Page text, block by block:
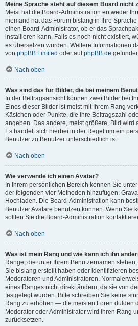
Meine Sprache steht auf diesem Board nicht
Meist hat die Board-Administration entweder
niemand hat das Forum bislang in Ihre
einen Board-Administrator, ob er das
installieren kann. Falls es noch nicht existiert,
es übersetzen würden. Weitere Informationen
von phpBB Limited oder aufphpBB.de
Nach oben
Was sind das für Bilder, die bei meinem
In der Beitragsansicht können zwei Bilder bei
Eines dieser Bilder ist meist mit Ihrem Rang
Kästchen oder Punkte, die Ihre Beitragszahl
angeben. Das andere, meist größere, Bild wird
Es handelt sich hierbei in der Regel um ein
Benutzer zu Benutzer unterschiedlich ist.
Nach oben
Wie verwende ich einen Avatar?
In Ihrem persönlichen Bereich können Sie
der folgenden vier Methoden hinzufügen:
Hochladen. Die Board-Administration kann
Benutzer Avatare benutzen können. Wenn Sie
sollten Sie die Board-Administration
Nach oben
Was ist mein Rang und wie kann ich ihn
Ränge, die unter Ihrem Benutzernamen
Sie bislang erstellt haben oder identifizieren
Moderatoren und Administratoren.
eines Ranges nicht direkt ändern, da sie von
festgelegt wurden. Bitte schreiben Sie keine
Rang zu erhöhen — die meisten Foren dulden
Moderator oder Administrator wird Ihren Rang
zurücksetzen.